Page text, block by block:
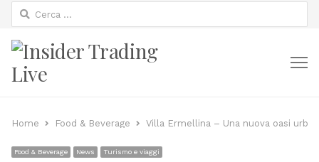
Ricerca
per:
Home Food & Beverage Villa Ermellina – Una nuova oasi
Food & Beverage News Turismo e viaggi